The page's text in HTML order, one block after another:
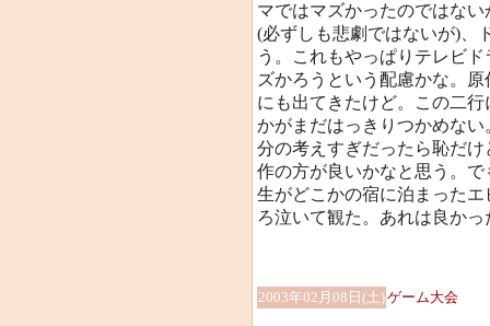
マではマズかったのではな
(必ずしも悲劇ではないが)、
う。これもやっぱりテレビ
ズかろうという配慮かな。
にも出てきたけど。この二
かがまだはっきりつかめな
分の考えすぎだったら恥だ
作の方が良いかなと思う。
生がどこかの宿に泊まった
ろ泣いて観た。あれは良かっ
2003年02月08日(土)ゲーム大会